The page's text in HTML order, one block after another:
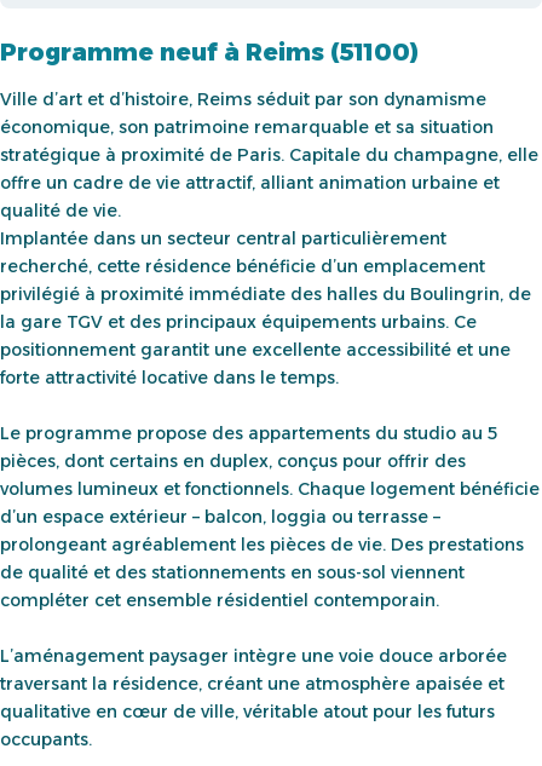
Programme neuf à Reims (51100)
Ville d’art et d’histoire, Reims séduit par son dynamisme
économique, son patrimoine remarquable et sa situation
stratégique à proximité de Paris. Capitale du champagne, elle
offre un cadre de vie attractif, alliant animation urbaine et
qualité de vie.
Implantée dans un secteur central particulièrement
recherché, cette résidence bénéficie d’un emplacement
privilégié à proximité immédiate des halles du Boulingrin, de
la gare TGV et des principaux équipements urbains. Ce
positionnement garantit une excellente accessibilité et une
forte attractivité locative dans le temps.
Le programme propose des appartements du studio au 5
pièces, dont certains en duplex, conçus pour offrir des
volumes lumineux et fonctionnels. Chaque logement bénéficie
d’un espace extérieur – balcon, loggia ou terrasse –
prolongeant agréablement les pièces de vie. Des prestations
de qualité et des stationnements en sous-sol viennent
compléter cet ensemble résidentiel contemporain.
L’aménagement paysager intègre une voie douce arborée
traversant la résidence, créant une atmosphère apaisée et
qualitative en cœur de ville, véritable atout pour les futurs
occupants.